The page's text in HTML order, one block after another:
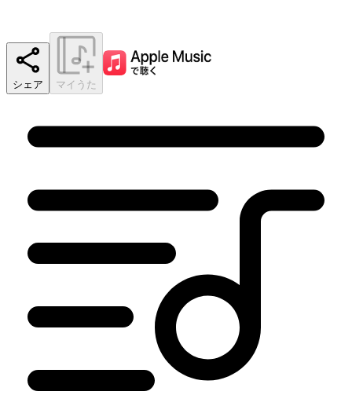
シェア マイうた